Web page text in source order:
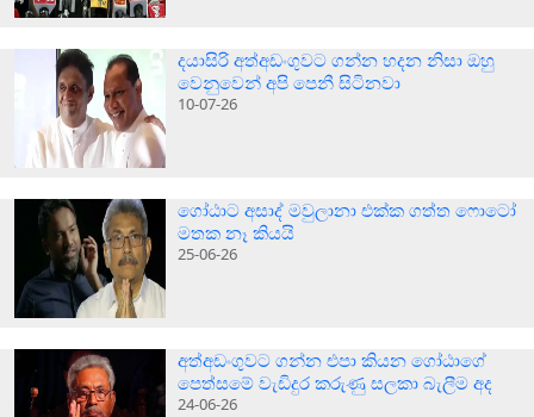
දයාසිරි අත්අඩංගුවට ගන්න හදන නිසා ඔහු
වෙනුවෙන් අපි පෙනී සිටිනවා
10-07-26
ගෝඨාට අසාද් මවුලානා එක්ක ගත්ත ෆොටෝ
මතක නෑ කියයි
25-06-26
අත්අඩංගුවට ගන්න එපා කියන ගෝඨාගේ
පෙත්සමේ වැඩිදුර කරුණු සලකා බැලීම අද
24-06-26